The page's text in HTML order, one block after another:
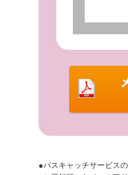
●バスキャッチサービス